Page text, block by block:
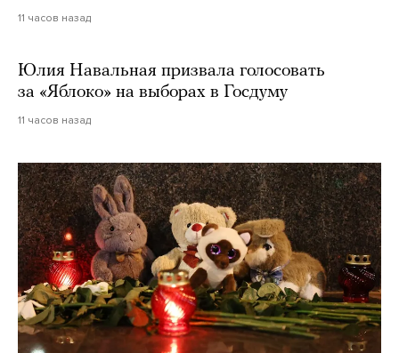
11 часов назад
Юлия Навальная призвала голосовать
за «Яблоко» на выборах в Госдуму
11 часов назад